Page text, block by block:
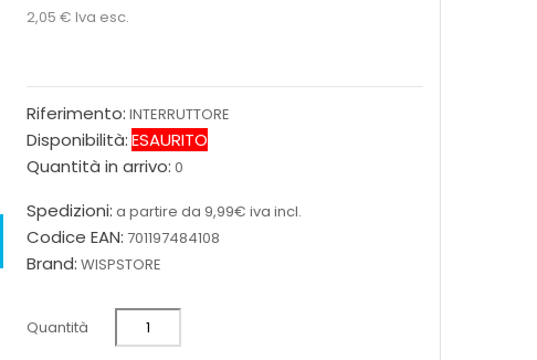
2,05 € Iva esc.
Riferimento: INTERRUTTORE
Disponibilità:ESAURITO
Quantità in arrivo: 0
Spedizioni: a partire da 9,99€ iva incl.
Codice EAN: 701197484108
Brand: WISPSTORE
Quantità